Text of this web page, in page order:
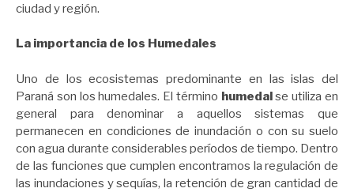
ciudad y región.
La importancia de los Humedales
Uno de los ecosistemas predominante en las islas del
Paraná son los humedales. El término humedalse utiliza en
general para denominar a aquellos sistemas que
permanecen en condiciones de inundación o con su suelo
con agua durante considerables períodos de tiempo. Dentro
de las funciones que cumplen encontramos la regulación de
las inundaciones y sequías, la retención de gran cantidad de